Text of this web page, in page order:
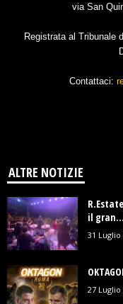
via San
Registrata al Tribunale
Contattaci:
ALTRE NOTIZIE
il gran...
31 Luglio
27 Luglio